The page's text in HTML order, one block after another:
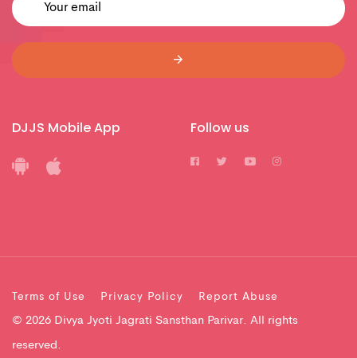
DJJS Mobile App Follow us
Terms of Use Privacy Policy Report Abuse
© 2026 Divya Jyoti Jagrati Sansthan Parivar. All rights
reserved.